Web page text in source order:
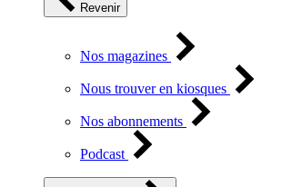
Revenir
Nos magazines
Nous trouver en kiosques
Nos abonnements
Podcast